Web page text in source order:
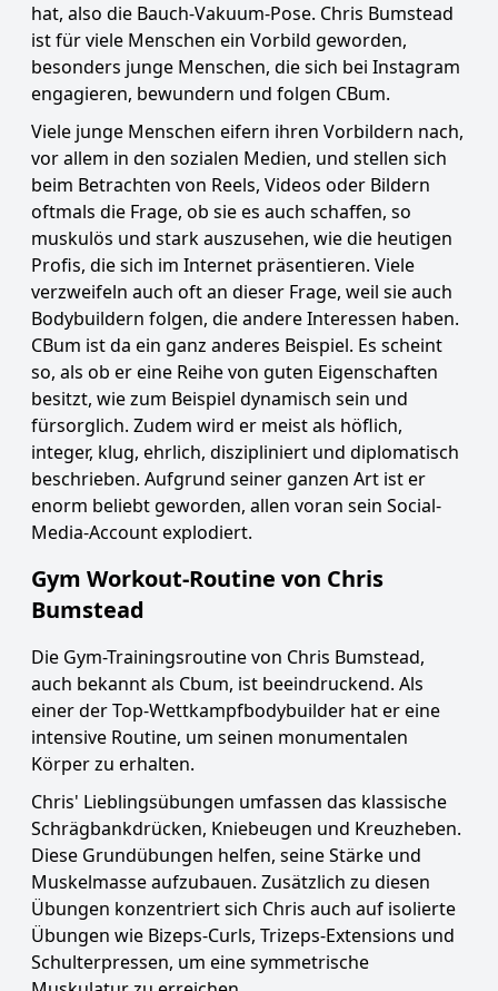
hat, also die Bauch-Vakuum-Pose. Chris Bumstead
ist für viele Menschen ein Vorbild geworden,
besonders junge Menschen, die sich bei Instagram
engagieren, bewundern und folgen CBum.
Viele junge Menschen eifern ihren Vorbildern nach,
vor allem in den sozialen Medien, und stellen sich
beim Betrachten von Reels, Videos oder Bildern
oftmals die Frage, ob sie es auch schaffen, so
muskulös und stark auszusehen, wie die heutigen
Profis, die sich im Internet präsentieren. Viele
verzweifeln auch oft an dieser Frage, weil sie auch
Bodybuildern folgen, die andere Interessen haben.
CBum ist da ein ganz anderes Beispiel. Es scheint
so, als ob er eine Reihe von guten Eigenschaften
besitzt, wie zum Beispiel dynamisch sein und
fürsorglich. Zudem wird er meist als höflich,
integer, klug, ehrlich, diszipliniert und diplomatisch
beschrieben. Aufgrund seiner ganzen Art ist er
enorm beliebt geworden, allen voran sein Social-
Media-Account explodiert.
Gym Workout-Routine von Chris
Bumstead
Die Gym-Trainingsroutine von Chris Bumstead,
auch bekannt als Cbum, ist beeindruckend. Als
einer der Top-Wettkampfbodybuilder hat er eine
intensive Routine, um seinen monumentalen
Körper zu erhalten.
Chris' Lieblingsübungen umfassen das klassische
Schrägbankdrücken, Kniebeugen und Kreuzheben.
Diese Grundübungen helfen, seine Stärke und
Muskelmasse aufzubauen. Zusätzlich zu diesen
Übungen konzentriert sich Chris auch auf isolierte
Übungen wie Bizeps-Curls, Trizeps-Extensions und
Schulterpressen, um eine symmetrische